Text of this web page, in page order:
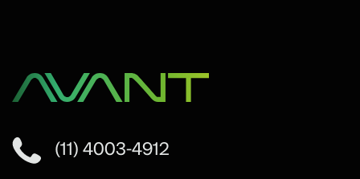
(11) 4003-4912